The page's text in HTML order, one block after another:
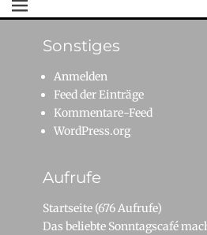
Sonstiges
Anmelden
Feed der Einträge
Kommentare-Feed
WordPress.org
Aufrufe
Startseite (676 Aufrufe)
Das beliebte Sonntagscafé